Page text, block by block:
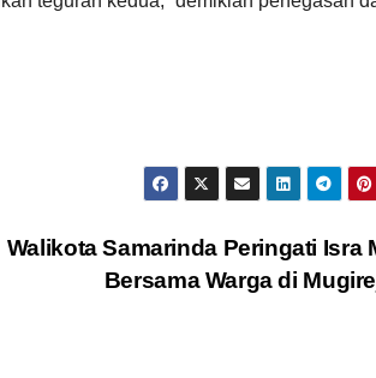
Walikota Samarinda Peringati Isra
Bersama Warga di